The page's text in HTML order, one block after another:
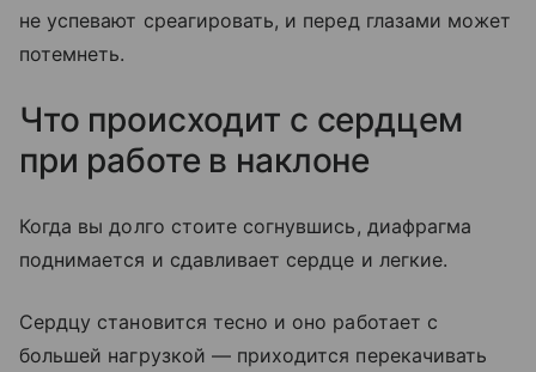
не успевают среагировать, и перед глазами может
потемнеть.
Что происходит с сердцем
при работе в наклоне
Когда вы долго стоите согнувшись, диафрагма
поднимается и сдавливает сердце и легкие.
Сердцу становится тесно и оно работает с
большей нагрузкой — приходится перекачивать